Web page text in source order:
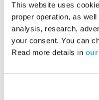
This website uses
proper operation, as
analysis, research,
your consent. You can
Read more details in
על המתרחש בעולם, מנקודת